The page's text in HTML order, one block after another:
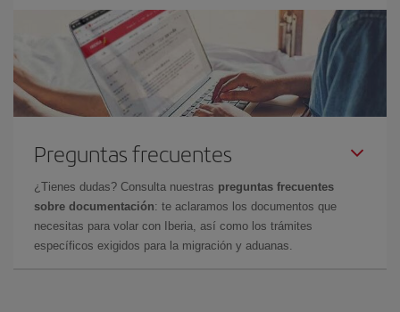
Preguntas frecuentes
¿Tienes dudas? Consulta nuestras preguntas frecuentes
sobre documentación: te aclaramos los documentos que
necesitas para volar con Iberia, así como los trámites
específicos exigidos para la migración y aduanas.